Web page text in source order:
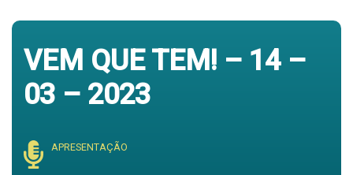
VEM QUE TEM! – 14 –
03 – 2023
APRESENTAÇÃO